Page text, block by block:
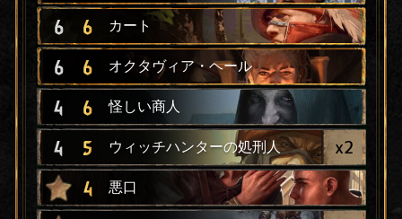
6 6 カート
6 6 オクタヴィア・ヘール
4 6 怪しい商人
4 5 ウィッチハンターの処刑人 x2
4 悪口